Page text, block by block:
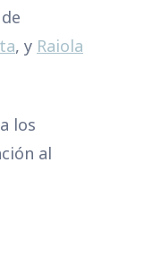
, y Raiola
los
al